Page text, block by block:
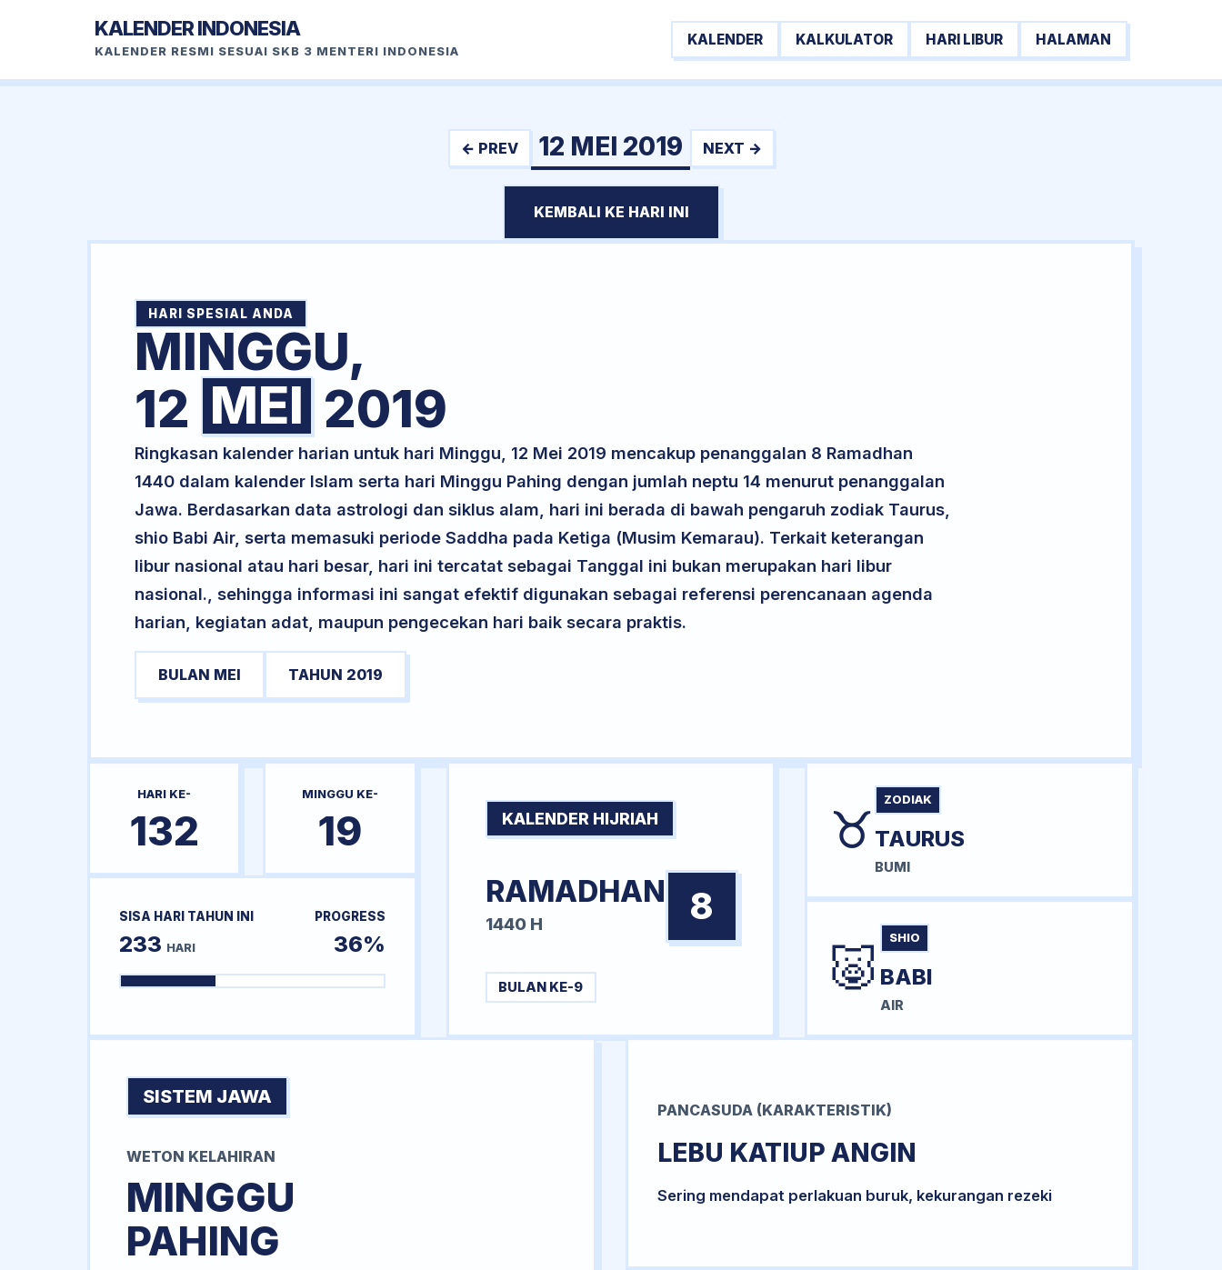
KALENDER INDONESIA
KALENDER RESMI SESUAI SKB 3 MENTERI INDONESIA
KALENDER KALKULATOR HARI LIBUR HALAMAN
← PREV 12 MEI 2019 NEXT →
KEMBALI KE HARI INI
HARI SPESIAL ANDA
MINGGU,
12 MEI 2019
Ringkasan kalender harian untuk hari Minggu, 12 Mei 2019 mencakup penanggalan 8 Ramadhan
1440 dalam kalender Islam serta hari Minggu Pahing dengan jumlah neptu 14 menurut penanggalan
Jawa. Berdasarkan data astrologi dan siklus alam, hari ini berada di bawah pengaruh zodiak Taurus,
shio Babi Air, serta memasuki periode Saddha pada Ketiga (Musim Kemarau). Terkait keterangan
libur nasional atau hari besar, hari ini tercatat sebagai Tanggal ini bukan merupakan hari libur
nasional., sehingga informasi ini sangat efektif digunakan sebagai referensi perencanaan agenda
harian, kegiatan adat, maupun pengecekan hari baik secara praktis.
BULAN MEI TAHUN 2019
HARI KE-
132
MINGGU KE-
19
SISA HARI TAHUN INI
233 HARI
PROGRESS
36%
KALENDER HIJRIAH
RAMADHAN
1440 H 8
BULAN KE-9
♉ ZODIAK
TAURUS
BUMI
🐷 SHIO
BABI
AIR
SISTEM JAWA
WETON KELAHIRAN
MINGGU
PAHING
PANCASUDA (KARAKTERISTIK)
LEBU KATIUP ANGIN
Sering mendapat perlakuan buruk, kekurangan rezeki